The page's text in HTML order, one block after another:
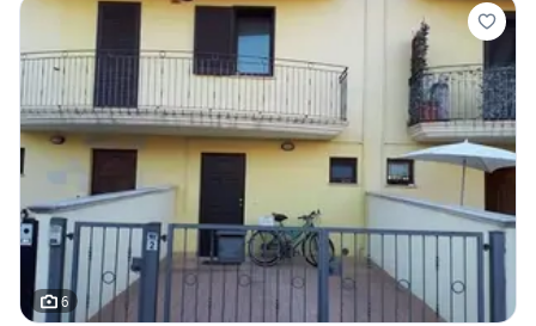
6